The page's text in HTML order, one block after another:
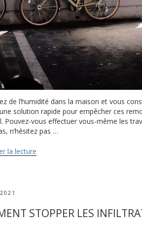
de l’humidité dans la maison et vous
solution rapide pour empêcher ces
Pouvez-vous effectuer vous-même les
n’hésitez pas …
la lecture
quel
STOPPER LES